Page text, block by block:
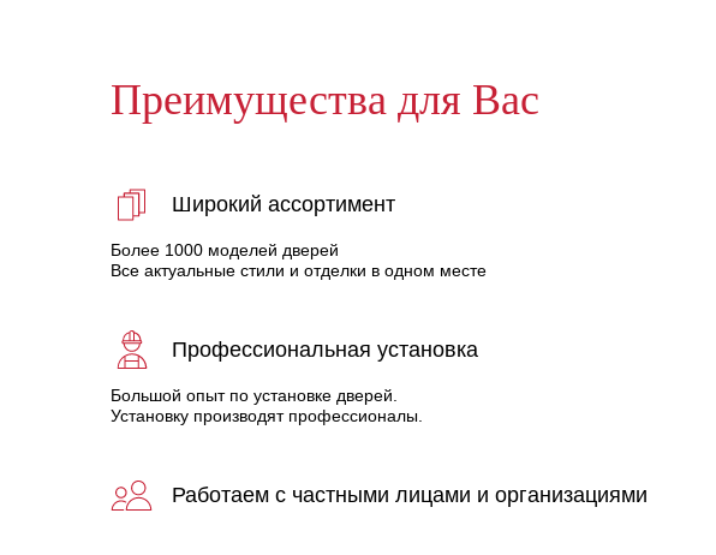
Преимущества для Вас
Широкий ассортимент
Более 1000 моделей дверей
Все актуальные стили и отделки в одном месте
Профессиональная установка
Большой опыт по установке дверей.
Установку производят профессионалы.
Работаем с частными лицами и организациями